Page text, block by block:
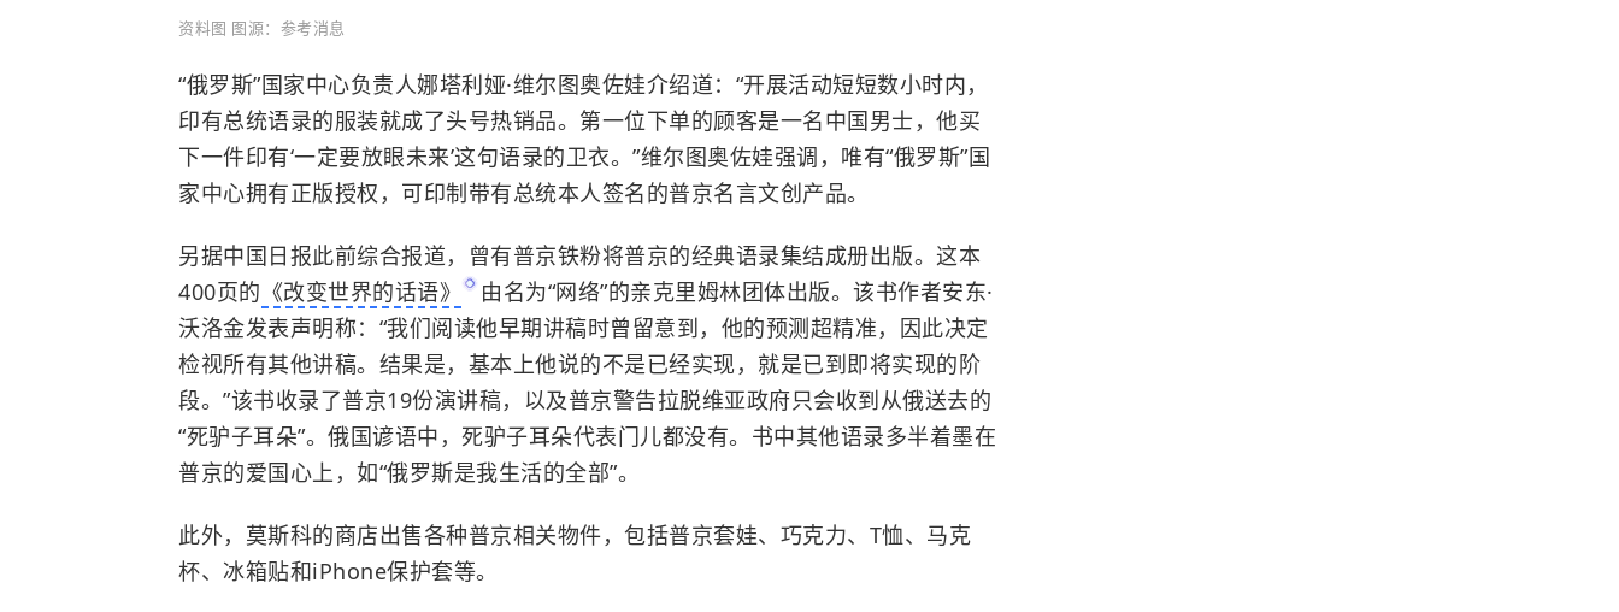
资料图 图源：参考消息
“俄罗斯”国家中心负责人娜塔利娅·维尔图奥佐娃介绍道：“开展活动短短数小时内，
印有总统语录的服装就成了头号热销品。第一位下单的顾客是一名中国男士，他买
下一件印有‘一定要放眼未来’这句语录的卫衣。”维尔图奥佐娃强调，唯有“俄罗斯”国
家中心拥有正版授权，可印制带有总统本人签名的普京名言文创产品。
另据中国日报此前综合报道，曾有普京铁粉将普京的经典语录集结成册出版。这本
400页的 《改变世界的话语》
由名为“网络”的亲克里姆林团体出版。该书作者安东·
沃洛金发表声明称：“我们阅读他早期讲稿时曾留意到，他的预测超精准，因此决定
检视所有其他讲稿。结果是，基本上他说的不是已经实现，就是已到即将实现的阶
段。”该书收录了普京19份演讲稿，以及普京警告拉脱维亚政府只会收到从俄送去的
“死驴子耳朵”。俄国谚语中，死驴子耳朵代表门儿都没有。书中其他语录多半着墨在
普京的爱国心上，如“俄罗斯是我生活的全部”。
此外，莫斯科的商店出售各种普京相关物件，包括普京套娃、巧克力、T恤、马克
杯、冰箱贴和iPhone保护套等。